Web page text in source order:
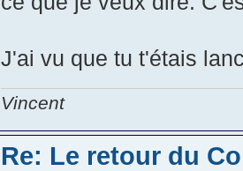
J'ai vu que tu t'étais
Vincent
Re: Le retour du